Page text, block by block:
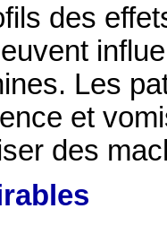
des
Les
et
des